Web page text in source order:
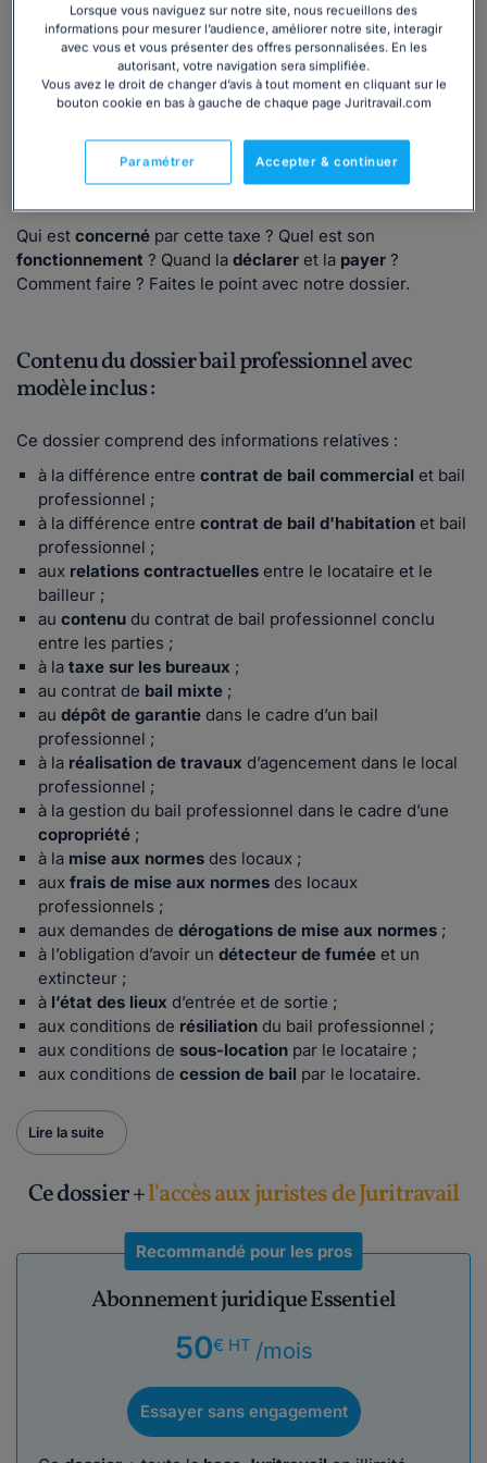
Qu'est-ce que la taxe sur les bureaux ? Qu'en est-il ?
La taxe sur les bureaux est une taxe qui concerne les
locaux à usage de bureaux, les locaux commerciaux, les
locaux de stockage et les surfaces de stationnement.
avec la taxe pour création de bureaux ou de commerces
qui, quant à elle, est versée en 1 fois, lors de travaux de
Qui est concerné par cette taxe ? Quel est son
fonctionnement ? Quand la déclarer et la payer ?
Comment faire ? Faites le point avec notre dossier.
Contenu du dossier bail professionnel avec
modèle inclus :
Ce dossier comprend des informations relatives :
à la différence entre contrat de bail commercial et bail
professionnel ;
à la différence entre contrat de bail d'habitation et bail
professionnel ;
aux relations contractuelles entre le locataire et le
bailleur ;
au contenu du contrat de bail professionnel conclu
entre les parties ;
à la taxe sur les bureaux ;
au contrat de bail mixte ;
au dépôt de garantie dans le cadre d’un bail
professionnel ;
à la réalisation de travaux d’agencement dans le local
professionnel ;
à la gestion du bail professionnel dans le cadre d’une
copropriété ;
à la mise aux normes des locaux ;
aux frais de mise aux normes des locaux
professionnels ;
aux demandes de dérogations de mise aux normes ;
à l’obligation d’avoir un détecteur de fumée et un
extincteur ;
à l’état des lieux d’entrée et de sortie ;
aux conditions de résiliation du bail professionnel ;
aux conditions de sous-location par le locataire ;
aux conditions de cession de bail par le locataire.
Lire la suite
Ce dossier +l'accès aux juristes de Juritravail
Recommandé pour les pros
Abonnement juridique Essentiel
50€ HT /mois
Essayer sans engagement
Lorsque vous naviguez sur notre site, nous recueillons des
informations pour mesurer l’audience, améliorer notre site, interagir
avec vous et vous présenter des offres personnalisées. En les
autorisant, votre navigation sera simplifiée.
Vous avez le droit de changer d’avis à tout moment en cliquant sur le
bouton cookie en bas à gauche de chaque page Juritravail.com
Accepter & continuer
Paramétrer